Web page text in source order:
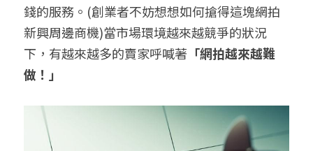
錢的服務。(創業者不妨想想如何搶得這塊網拍
新興周邊商機)當市場環境越來越競爭的狀況
下，有越來越多的賣家呼喊著 「網拍越來越難
做！」